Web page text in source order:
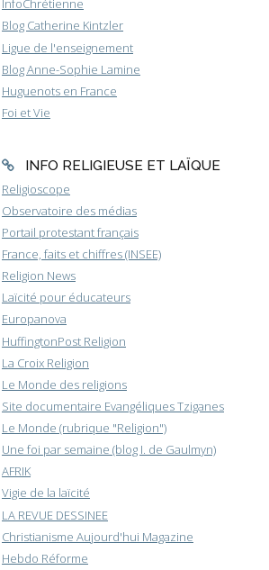
InfoChrétienne
Blog Catherine Kintzler
Ligue de l'enseignement
Blog Anne-Sophie Lamine
Huguenots en France
Foi et Vie
INFO RELIGIEUSE ET LAÏQUE
Religioscope
Observatoire des médias
Portail protestant français
France, faits et chiffres (INSEE)
Religion News
Laïcité pour éducateurs
Europanova
HuffingtonPost Religion
La Croix Religion
Le Monde des religions
Site documentaire Evangéliques Tziganes
Le Monde (rubrique "Religion")
Une foi par semaine (blog I. de Gaulmyn)
AFRIK
Vigie de la laïcité
LA REVUE DESSINEE
Christianisme Aujourd'hui Magazine
Hebdo Réforme